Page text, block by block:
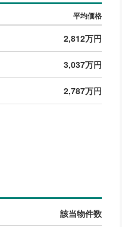
平均価格
2,812万円
3,037万円
2,787万円
該当物件数
（1）